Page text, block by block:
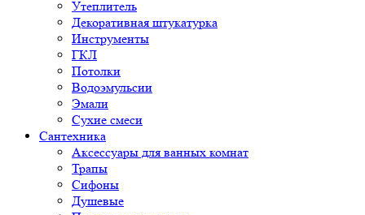
Утеплитель
Декоративная штукатурка
Инструменты
ГКЛ
Потолки
Водоэмульсии
Эмали
Сухие смеси
Сантехника
Аксессуары для ванных комнат
Трапы
Сифоны
Душевые